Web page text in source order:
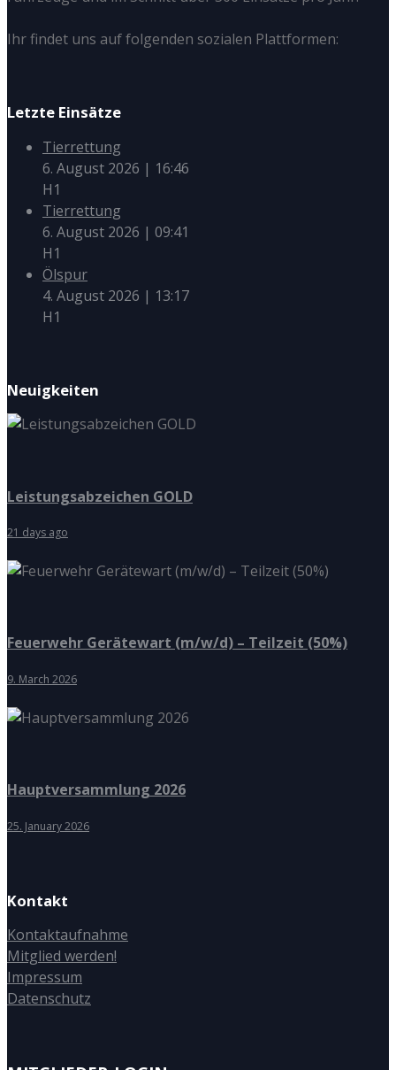
Ihr findet uns auf folgenden sozialen Plattformen:
Letzte Einsätze
Tierrettung
6. August 2026 | 16:46
H1
Tierrettung
6. August 2026 | 09:41
H1
Ölspur
4. August 2026 | 13:17
H1
Neuigkeiten
Leistungsabzeichen GOLD
21 days ago
Feuerwehr Gerätewart (m/w/d) – Teilzeit (50%)
9. March 2026
Hauptversammlung 2026
25. January 2026
Kontakt
Kontaktaufnahme
Mitglied werden!
Impressum
Datenschutz